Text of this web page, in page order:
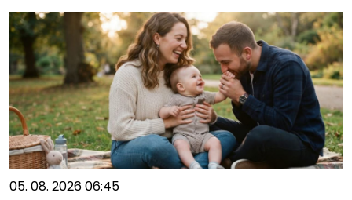
05. 08. 2026 06:45